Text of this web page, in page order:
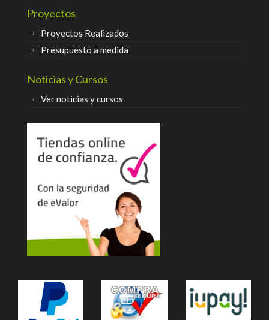
Proyectos
Proyectos Realizados
Presupuesto a medida
Noticias y Cursos
Ver noticias y cursos